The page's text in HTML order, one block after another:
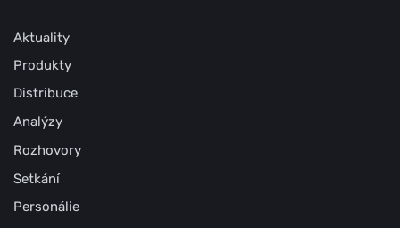
Aktuality
Produkty
Distribuce
Analýzy
Rozhovory
Setkání
Personálie